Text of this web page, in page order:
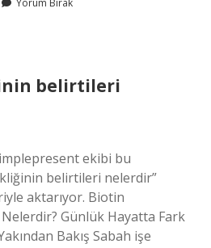
Yorum Bırak
belirtileri
ekibi bu
belirtileri nelerdir”
aktarıyor. Biotin
Günlük Hayatta Fark
Bakış Sabah işe